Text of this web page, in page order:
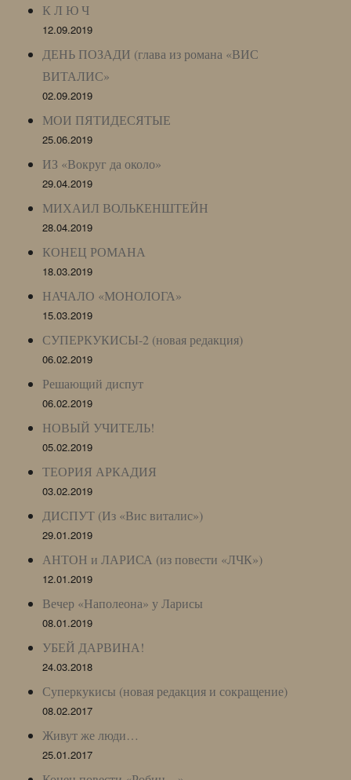
К Л Ю Ч
12.09.2019
ДЕНЬ ПОЗАДИ (глава из романа «ВИС
ВИТАЛИС»
02.09.2019
МОИ ПЯТИДЕСЯТЫЕ
25.06.2019
ИЗ «Вокруг да около»
29.04.2019
МИХАИЛ ВОЛЬКЕНШТЕЙН
28.04.2019
КОНЕЦ РОМАНА
18.03.2019
НАЧАЛО «МОНОЛОГА»
15.03.2019
СУПЕРКУКИСЫ-2 (новая редакция)
06.02.2019
Решающий диспут
06.02.2019
НОВЫЙ УЧИТЕЛЬ!
05.02.2019
ТЕОРИЯ АРКАДИЯ
03.02.2019
ДИСПУТ (Из «Вис виталис»)
29.01.2019
АНТОН и ЛАРИСА (из повести «ЛЧК»)
12.01.2019
Вечер «Наполеона» у Ларисы
08.01.2019
УБЕЙ ДАРВИНА!
24.03.2018
Суперкукисы (новая редакция и сокращение)
08.02.2017
Живут же люди…
25.01.2017